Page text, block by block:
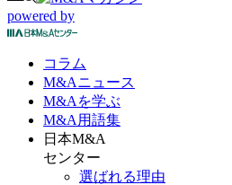
powered by
コラム
M&Aニュース
M&Aを学ぶ
M&A 用語集
日本M&A
センター
選ばれる理由